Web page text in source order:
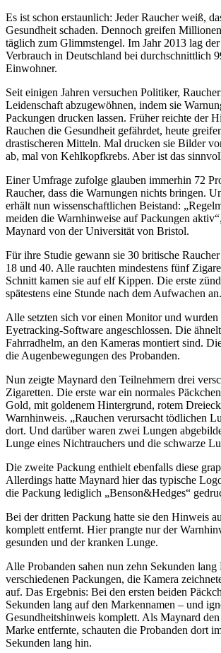
Es ist schon erstaunlich: Jeder Raucher weiß,
Gesundheit schaden. Dennoch greifen
täglich zum Glimmstengel. Im Jahr 2013 lag
Verbrauch in Deutschland bei durchschnittlich
Einwohner.
Seit einigen Jahren versuchen Politiker,
Leidenschaft abzugewöhnen, indem sie
Packungen drucken lassen. Früher reichte der
Rauchen die Gesundheit gefährdet, heute
drastischeren Mitteln. Mal drucken sie Bilder
ab, mal von Kehlkopfkrebs. Aber ist das
Einer Umfrage zufolge glauben immerhin 72
Raucher, dass die Warnungen nichts bringen.
erhält nun wissenschaftlichen Beistand:
meiden die Warnhinweise auf Packungen
Maynard von der Universität von Bristol.
Für ihre Studie gewann sie 30 britische
18 und 40. Alle rauchten mindestens fünf
Schnitt kamen sie auf elf Kippen. Die erste
spätestens eine Stunde nach dem Aufwachen an.
Alle setzten sich vor einen Monitor und wurden
Eyetracking-Software angeschlossen. Die
Fahrradhelm, an den Kameras montiert sind.
die Augenbewegungen des Probanden.
Nun zeigte Maynard den Teilnehmern drei
Zigaretten. Die erste war ein normales
Gold, mit goldenem Hintergrund, rotem
Warnhinweis. „Rauchen verursacht tödlichen
dort. Und darüber waren zwei Lungen
Lunge eines Nichtrauchers und die schwarze
Die zweite Packung enthielt ebenfalls diese
Allerdings hatte Maynard hier das typische
die Packung lediglich „Benson&Hedges“
Bei der dritten Packung hatte sie den Hinweis
komplett entfernt. Hier prangte nur der
gesunden und der kranken Lunge.
Alle Probanden sahen nun zehn Sekunden lang
verschiedenen Packungen, die Kamera
auf. Das Ergebnis: Bei den ersten beiden
Sekunden lang auf den Markennamen – und
Gesundheitshinweis komplett. Als Maynard
Marke entfernte, schauten die Probanden dort
Sekunden lang hin.